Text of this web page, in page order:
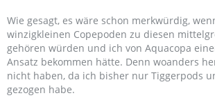
Wie gesagt, es wäre schon merkwürdig,
winzigkleinen Copepoden zu diesen
gehören würden und ich von Aquacopa
Ansatz bekommen hätte. Denn woanders
nicht haben, da ich bisher nur Tiggerpods
gezogen habe.